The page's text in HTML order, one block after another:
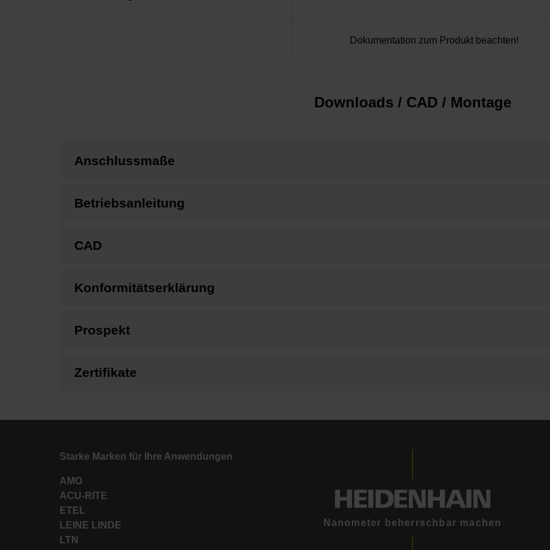
Dokumentation zum Produkt beachten!
Downloads / CAD / Montage
Anschlussmaße
Betriebsanleitung
CAD
Konformitätserklärung
Prospekt
Zertifikate
Starke Marken für Ihre Anwendungen
AMO
ACU-RITE
ETEL
LEINE LINDE
LTN
Nanometer beherrschbar machen